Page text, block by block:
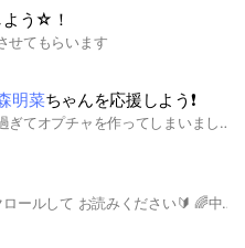
う☆！
せてもらいます
明菜ちゃんを応援しよう❗
中森明菜ちゃんが、好き過ぎてオプチャを作ってしまいました。サブルームも色々在り充実していますよ。
〖ν〗マークの下までスクロールして お読みください🔰 🌈中森明菜さんが好きで、いろいろ知りたい、聴きたい、話したい、語り合いたい、仲間を作りたい方、お待ちしてます👑 年代・ファン歴問わずご参加ください🌈 ✏️トーク欄だけでなく、ノートや投票などの機能を使っています。 📍現在(23年9月～)承認制にしています。質問に回答をお願いします🙇 ⚠️下記🈲事項や不備がある場合は承認しません。 ↓↓ 📍メインルーム『中森明菜FAN👑』を選択して参加申請してください。 ⚠️サブルーム／よもやま話のみの入室はできません。 📖参加後はすぐに表示される 〖Auto-reply〗の【ご案内】をお読みくださいね📖 ↓↓ 🈲プロフィール画像(アイコン)に、人物写真等(自撮り、芸能人等)は使えません。 ※明菜さん画像はOKです。 🈲ニックネームに、記号のみ・著名人名そのまま・不快に感じるもの等は使えません。 #中森明菜 #明菜 #AKINA #昭和歌謡 #歌姫 #歌手 #アイドル #80年代 #90年代 #2000年代 #2010年代 #邦楽 #洋楽 #カバー #アーティスト #中森明菜ファン ✨